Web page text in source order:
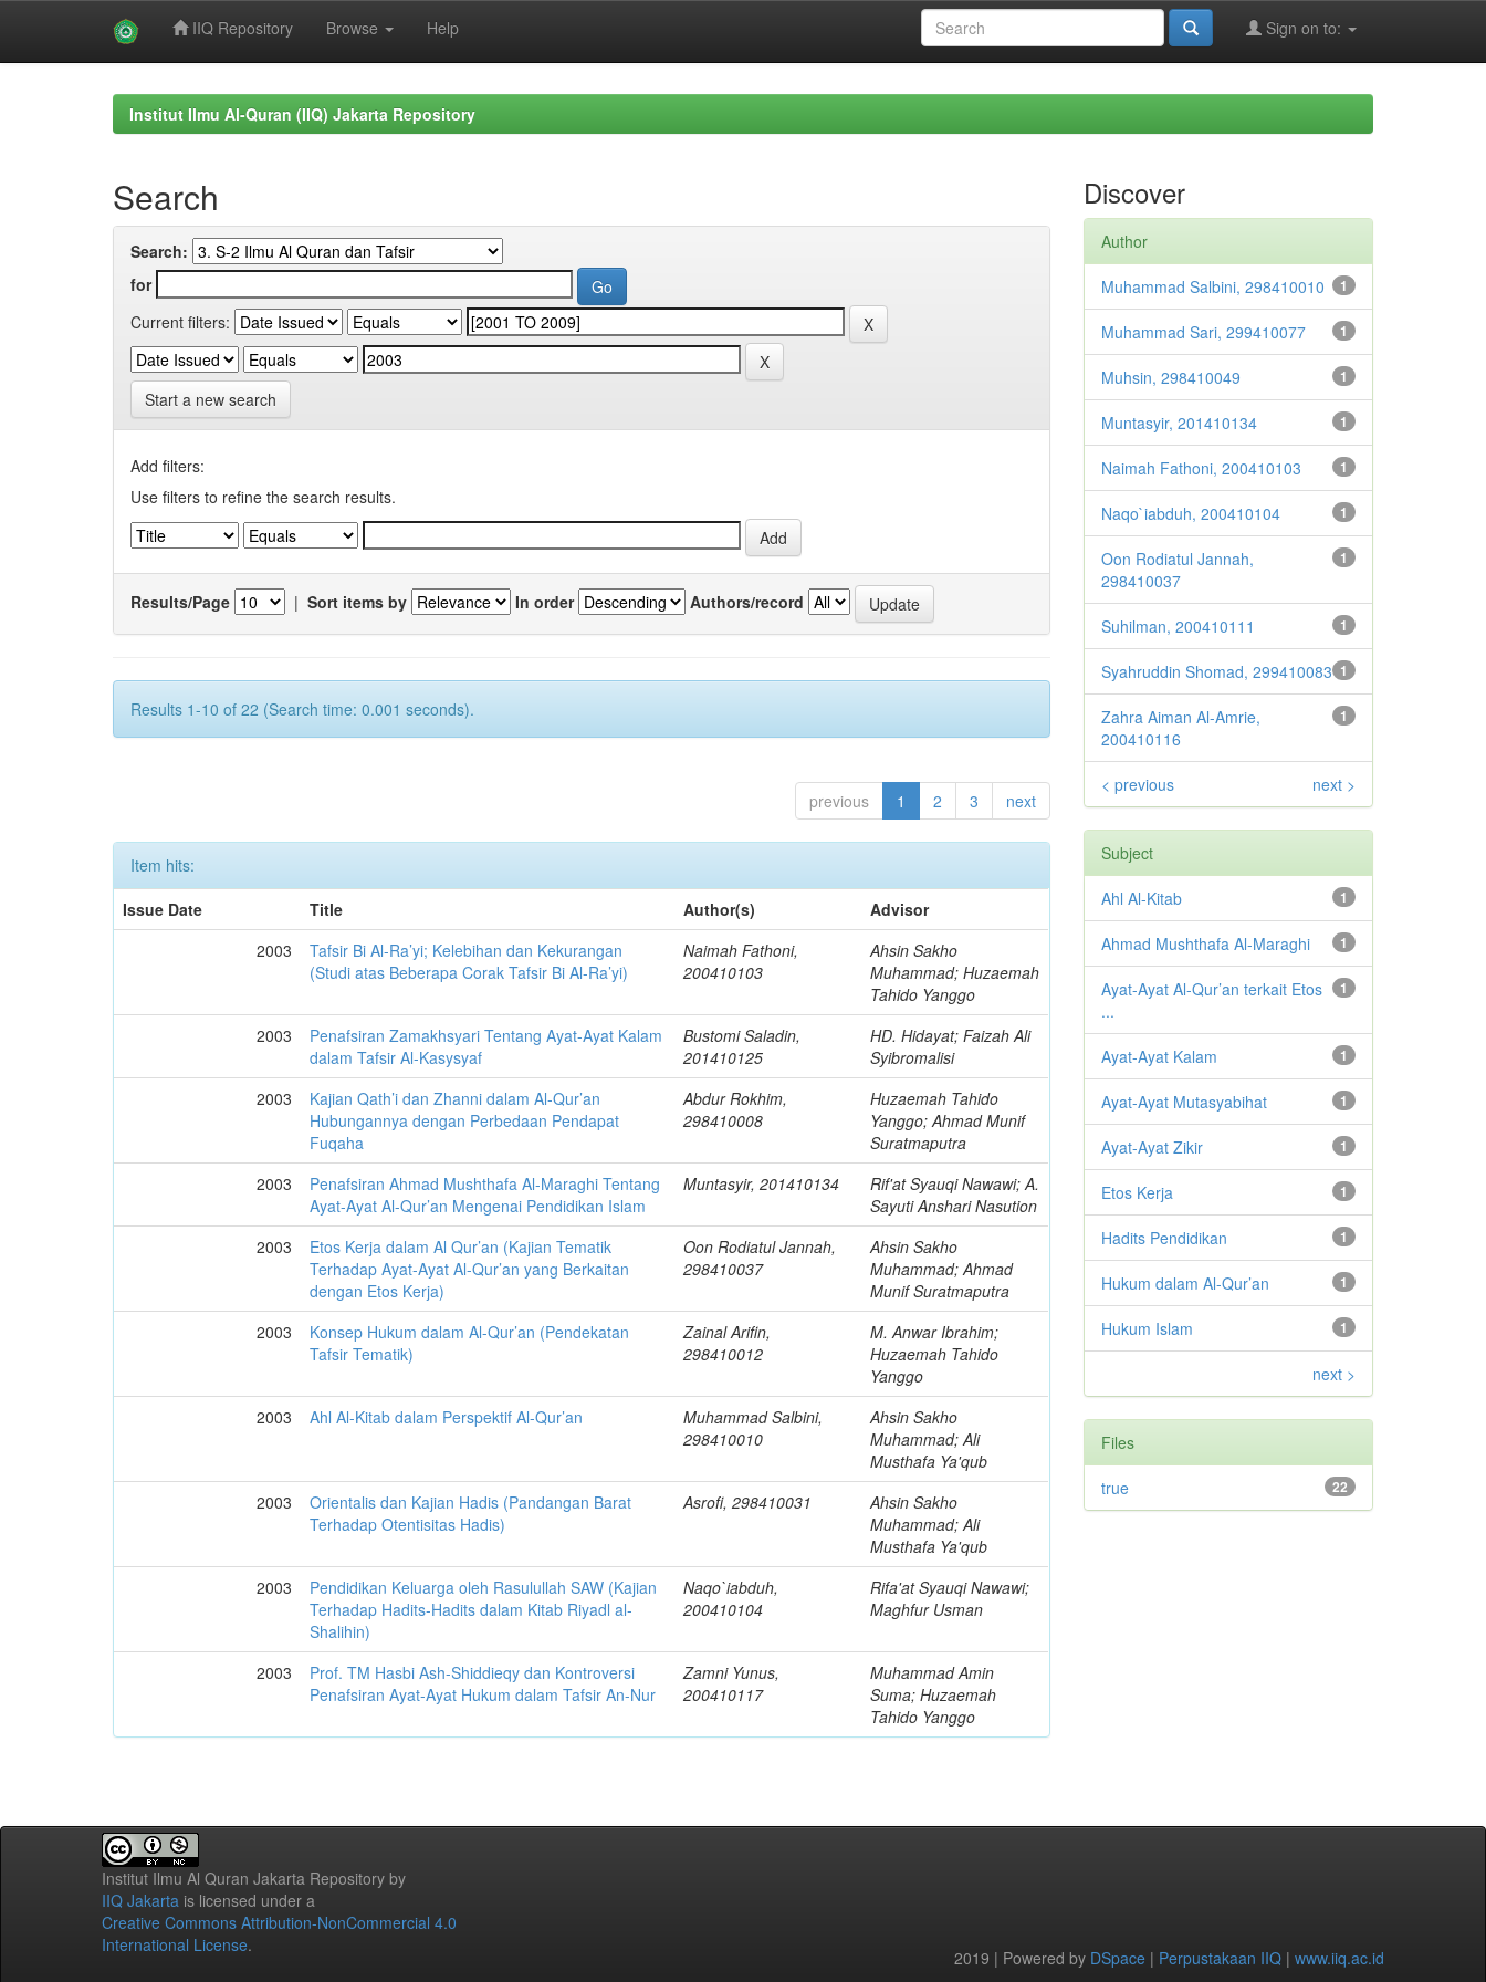
IIQ Repository Browse Help Sign on to:
Institut Ilmu Al-Quran (IIQ) Jakarta Repository
Search
Search:
for
Current filters:
Start a new search
Add filters:
Use filters to refine the search results.
Results/Page | Sort items by In order Authors/record
Results 1-10 of 22 (Search time: 0.001 seconds).
previous 1 2 3 next
Item hits:
Issue Date
Title Author(s)
Advisor
2003
Tafsir Bi Al-Ra’yi; Kelebihan dan Kekurangan
(Studi atas Beberapa Corak Tafsir Bi Al-Ra’yi)
Naimah Fathoni,
200410103
Ahsin Sakho
Muhammad; Huzaemah
Tahido Yanggo
2003
Penafsiran Zamakhsyari Tentang Ayat-Ayat Kalam
dalam Tafsir Al-Kasysyaf
Bustomi Saladin,
201410125
HD. Hidayat; Faizah Ali
Syibromalisi
2003
Kajian Qath’i dan Zhanni dalam Al-Qur’an
Hubungannya dengan Perbedaan Pendapat
Fuqaha
Abdur Rokhim,
298410008
Huzaemah Tahido
Yanggo; Ahmad Munif
Suratmaputra
2003
Penafsiran Ahmad Mushthafa Al-Maraghi Tentang
Ayat-Ayat Al-Qur’an Mengenai Pendidikan Islam
Muntasyir, 201410134
Rif'at Syauqi Nawawi; A.
Sayuti Anshari Nasution
2003
Etos Kerja dalam Al Qur’an (Kajian Tematik
Terhadap Ayat-Ayat Al-Qur’an yang Berkaitan
dengan Etos Kerja)
Oon Rodiatul Jannah,
298410037
Ahsin Sakho
Muhammad; Ahmad
Munif Suratmaputra
2003
Konsep Hukum dalam Al-Qur’an (Pendekatan
Tafsir Tematik)
Zainal Arifin,
298410012
M. Anwar Ibrahim;
Huzaemah Tahido
Yanggo
2003
Ahl Al-Kitab dalam Perspektif Al-Qur’an
Muhammad Salbini,
298410010
Ahsin Sakho
Muhammad; Ali
Musthafa Ya'qub
2003
Orientalis dan Kajian Hadis (Pandangan Barat
Terhadap Otentisitas Hadis)
Asrofi, 298410031
Ahsin Sakho
Muhammad; Ali
Musthafa Ya'qub
2003
Pendidikan Keluarga oleh Rasulullah SAW (Kajian
Terhadap Hadits-Hadits dalam Kitab Riyadl al-
Shalihin)
Naqo`iabduh,
200410104
Rifa'at Syauqi Nawawi;
Maghfur Usman
2003
Prof. TM Hasbi Ash-Shiddieqy dan Kontroversi
Penafsiran Ayat-Ayat Hukum dalam Tafsir An-Nur
Zamni Yunus,
200410117
Muhammad Amin
Suma; Huzaemah
Tahido Yanggo
Discover
Author
1
Muhammad Salbini, 298410010
1
Muhammad Sari, 299410077
1
Muhsin, 298410049
1
Muntasyir, 201410134
1
Naimah Fathoni, 200410103
1
Naqo`iabduh, 200410104
1
Oon Rodiatul Jannah,
298410037
1
Suhilman, 200410111
1
Syahruddin Shomad, 299410083
1
Zahra Aiman Al-Amrie,
200410116
< previous next >
Subject
1
Ahl Al-Kitab
1
Ahmad Mushthafa Al-Maraghi
1
Ayat-Ayat Al-Qur’an terkait Etos
...
1
Ayat-Ayat Kalam
1
Ayat-Ayat Mutasyabihat
1
Ayat-Ayat Zikir
1
Etos Kerja
1
Hadits Pendidikan
1
Hukum dalam Al-Qur’an
1
Hukum Islam
next >
Files
22
true
Institut Ilmu Al Quran Jakarta Repository by
IIQ Jakarta is licensed under a
Creative Commons Attribution-NonCommercial 4.0
International License.
2019 | Powered by DSpace | Perpustakaan IIQ | www.iiq.ac.id